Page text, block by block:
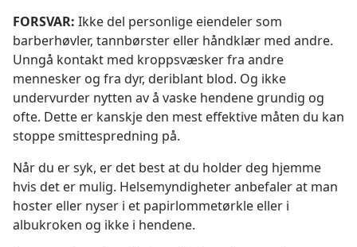
FORSVAR: Ikke del personlige eiendeler som
barberhøvler, tannbørster eller håndklær med andre.
Unngå kontakt med kroppsvæsker fra andre
mennesker og fra dyr, deriblant blod. Og ikke
undervurder nytten av å vaske hendene grundig og
ofte. Dette er kanskje den mest effektive måten du kan
stoppe smittespredning på.
Når du er syk, er det best at du holder deg hjemme
hvis det er mulig. Helsemyndigheter anbefaler at man
hoster eller nyser i et papirlommetørkle eller i
albukroken og ikke i hendene.